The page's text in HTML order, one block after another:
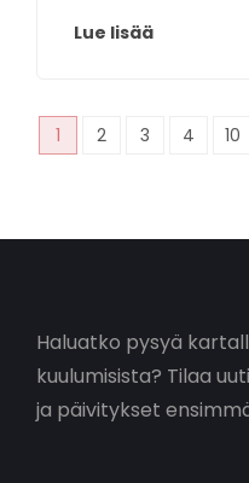
Lue lisää
1 2 3 4 10
Haluatko pysyä
kuulumisista? Tilaa
ja päivitykset